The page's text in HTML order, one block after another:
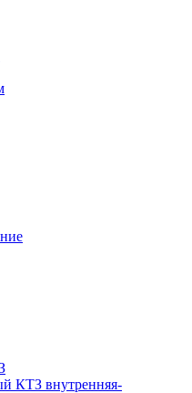
КТЗ внутренняя-